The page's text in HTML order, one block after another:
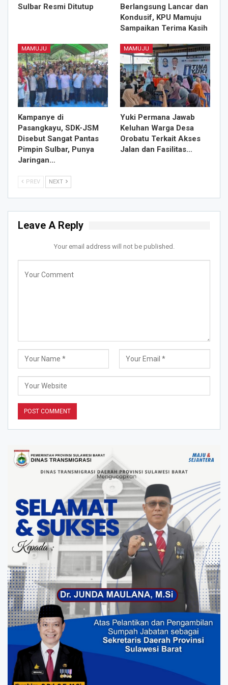
Sulbar Resmi Ditutup
Berlangsung Lancar dan
Kondusif, KPU Mamuju
Sampaikan Terima Kasih
MAMUJU
Kampanye di
Pasangkayu, SDK-JSM
Disebut Sangat Pantas
Pimpin Sulbar, Punya
Jaringan…
MAMUJU
Yuki Permana Jawab
Keluhan Warga Desa
Orobatu Terkait Akses
Jalan dan Fasilitas…
PREV NEXT
Leave A Reply
Your email address will not be published.